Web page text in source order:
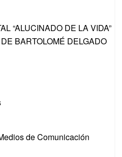
“ALUCINADO DE LA VIDA”
BARTOLOMÉ DELGADO
de Comunicación